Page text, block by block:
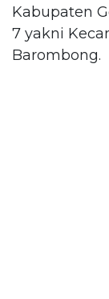
Kabupaten
7 yakni
Barombong.